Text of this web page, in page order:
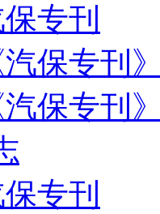
专刊
保专刊
保专刊
专刊